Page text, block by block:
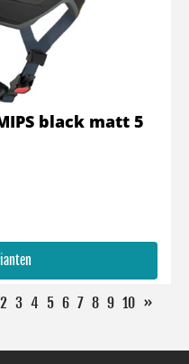
black matt 5
2 3 4 5 6 7 8 9 10 »